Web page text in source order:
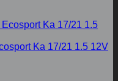
Ka 17/21 1.5 12V